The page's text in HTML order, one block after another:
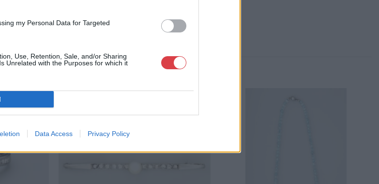
my Personal Data for Targeted
Use, Retention, Sale, and/or Sharing
Unrelated with the Purposes for which it
Data Access Privacy Policy